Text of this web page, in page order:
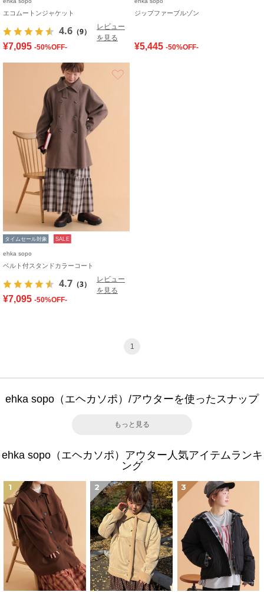
エコムートンジャケット
4.6 （9）
レビュー
を見る
¥7,095 -50%OFF-
ジップファーブルゾン
¥5,445 -50%OFF-
タイムセール対象 SALE
ehka sopo
ベルト付スタンドカラーコート
4.7 （3）
レビュー
を見る
¥7,095 -50%OFF-
1
ehka sopo（エヘカソポ）/アウターを使ったスナップ
もっと見る
ehka sopo（エヘカソポ）アウター人気アイテムランキ
ング
1 2 3